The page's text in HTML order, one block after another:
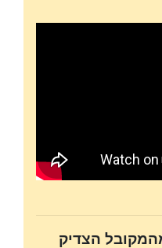
הצדיק